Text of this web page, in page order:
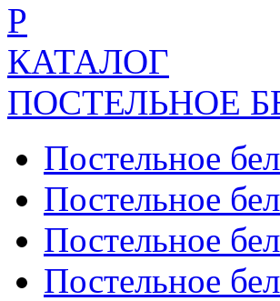
Р
КАТАЛОГ
ПОСТЕЛЬНОЕ
Постельное
Постельное
Постельное
Постельное